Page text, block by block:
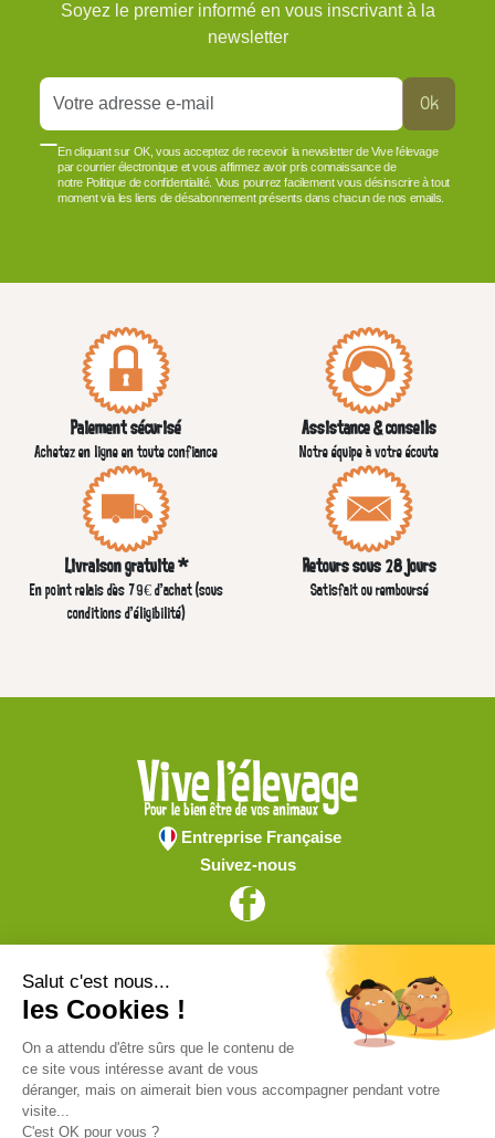
Soyez le premier informé en vous inscrivant à la
newsletter
Ok
En cliquant sur OK, vous acceptez de recevoir la newsletter de Vive l'élevage
par courrier électronique et vous affirmez avoir pris connaissance de
notre Politique de confidentialité. Vous pourrez facilement vous désinscrire à tout
moment via les liens de désabonnement présents dans chacun de nos emails.
Paiement sécurisé
Achetez en ligne en toute confiance
Assistance & conseils
Notre équipe à votre écoute
Livraison gratuite *
En point relais dès 79€ d’achat (sous
conditions d'éligibilité)
Retours sous 28 jours
Satisfait ou remboursé
Entreprise Française
Suivez-nous
Vive l'élevage
Achat en ligne
Services